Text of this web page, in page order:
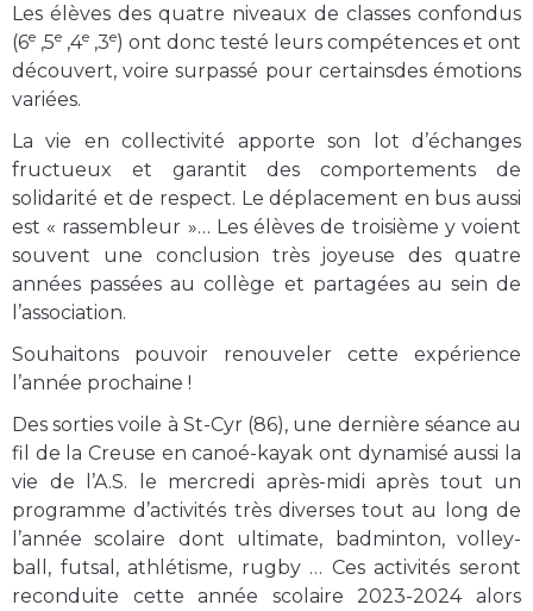
Les élèves des quatre niveaux de classes confondus
(6e ,5e ,4e ,3e) ont donc testé leurs compétences et ont
découvert, voire surpassé pour certainsdes émotions
variées.
La vie en collectivité apporte son lot d’échanges
fructueux et garantit des comportements de
solidarité et de respect. Le déplacement en bus aussi
est « rassembleur »… Les élèves de troisième y voient
souvent une conclusion très joyeuse des quatre
années passées au collège et partagées au sein de
l’association.
Souhaitons pouvoir renouveler cette expérience
l’année prochaine !
Des sorties voile à St-Cyr (86), une dernière séance au
fil de la Creuse en canoé-kayak ont dynamisé aussi la
vie de l’A.S. le mercredi après-midi après tout un
programme d’activités très diverses tout au long de
l’année scolaire dont ultimate, badminton, volley-
ball, futsal, athlétisme, rugby … Ces activités seront
reconduite cette année scolaire 2023-2024 alors